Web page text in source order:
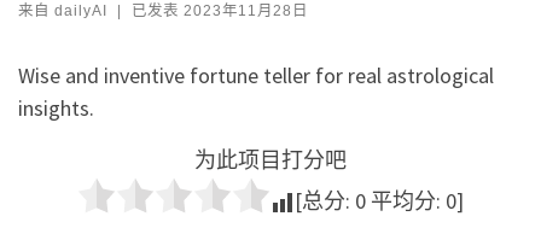
来自 dailyAI | 已发表 2023年11月28日
Wise and inventive fortune teller for real astrological
insights.
为此项目打分吧
[总分: 0 平均分: 0]